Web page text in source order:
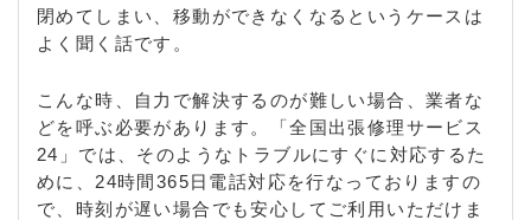
閉めてしまい、移動ができなくなるというケースは
よく聞く話です。
こんな時、自力で解決するのが難しい場合、業者な
どを呼ぶ必要があります。「全国出張修理サービス
24」では、そのようなトラブルにすぐに対応するた
めに、24時間365日電話対応を行なっておりますの
で、時刻が遅い場合でも安心してご利用いただけま